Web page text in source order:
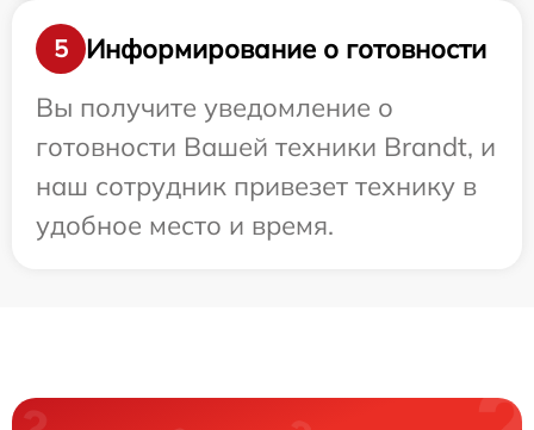
5
Информирование о готовности
Вы получите уведомление о
готовности Вашей техники Brandt, и
наш сотрудник привезет технику в
удобное место и время.